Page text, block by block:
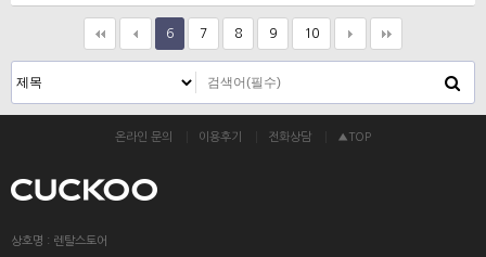
6 7 8 9 10
온라인 문의 이용후기 전화상담 ▲TOP
상호명 : 렌탈스토어